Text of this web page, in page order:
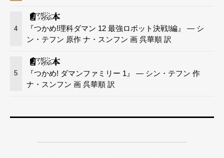
4
『つかめ!理科ダマン 12 最強ロボット決戦!編』 — シ
ン・テフン 原作 ナ・スンフン 画 呉華順 訳
5
『つかめ! ダマンファミリー 1』 — シン・テフン 作
ナ・スンフン 画 呉華順 訳